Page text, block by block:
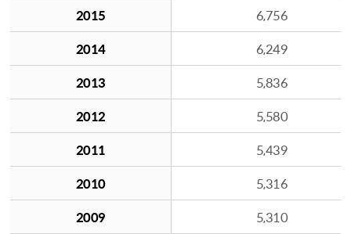
2015
6,756
2014
6,249
2013
5,836
2012
5,580
2011
5,439
2010
5,316
2009
5,310